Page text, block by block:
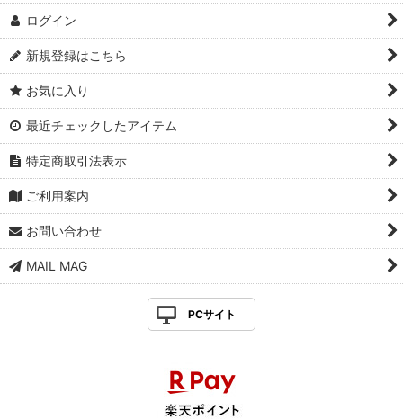
ログイン
新規登録はこちら
お気に入り
最近チェックしたアイテム
特定商取引法表示
ご利用案内
お問い合わせ
MAIL MAG
PCサイト